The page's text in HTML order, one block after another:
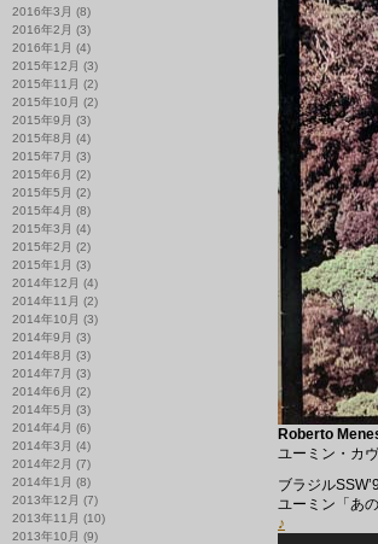
Roberto
ユーミン・カ
ブラジル
ユーミン「あ
♪
2016年3月 (8)
2016年2月 (3)
2016年1月 (4)
2015年12月 (3)
2015年11月 (2)
2015年10月 (2)
2015年9月 (3)
2015年8月 (4)
2015年7月 (3)
2015年6月 (2)
2015年5月 (2)
2015年4月 (8)
2015年3月 (4)
2015年2月 (2)
2015年1月 (3)
2014年12月 (4)
2014年11月 (2)
2014年10月 (3)
2014年9月 (3)
2014年8月 (3)
2014年7月 (3)
2014年6月 (2)
2014年5月 (3)
2014年4月 (6)
2014年3月 (4)
2014年2月 (7)
2014年1月 (8)
2013年12月 (7)
2013年11月 (10)
2013年10月 (9)